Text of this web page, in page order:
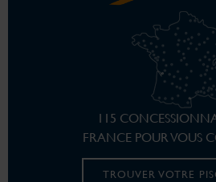
115
FRANCE POUR VOUS
TROUVER VOTRE